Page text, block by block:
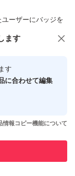
ーザーにバッジを
ザーです
た実績があります
あります
ます
す
に合わせて編集
情報コピー機能について